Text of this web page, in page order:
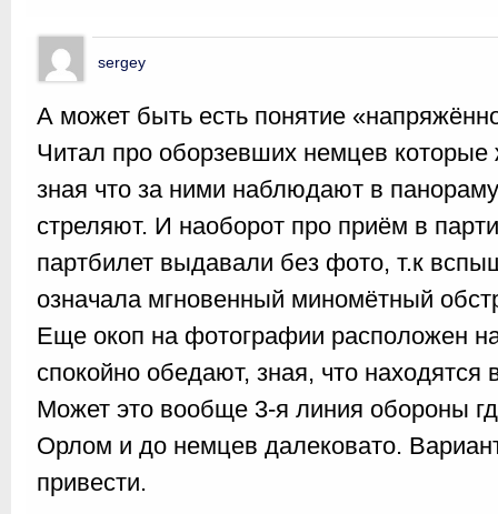
sergey
А может быть есть понятие
Читал про оборзевших немцев
зная что за ними наблюдают в
стреляют. И наоборот про приём в
партбилет выдавали без фото, т.к
означала мгновенный миномётный
Еще окоп на фотографии расположен
спокойно обедают, зная, что находятся
Может это вообще 3-я линия обороны
Орлом и до немцев далековато.
привести.